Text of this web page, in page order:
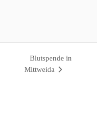
Blutspende in
Mittweida